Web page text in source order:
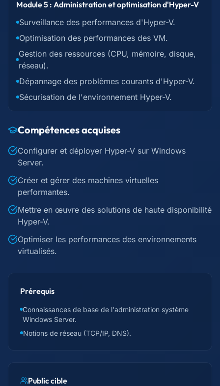
Module 5 : Administration et optimisation d'Hyper-V
Surveillance des performances d'Hyper-V.
Optimisation des performances des VM.
Gestion des ressources (CPU, mémoire, disque,
réseau).
Dépannage des problèmes courants d'Hyper-V.
Sécurisation de l'environnement Hyper-V.
Compétences acquises
Configurer et déployer Hyper-V sur Windows
Server.
Créer et gérer des machines virtuelles
performantes.
Mettre en œuvre des solutions de haute disponibilité
Hyper-V.
Optimiser les performances des environnements
virtualisés.
Prérequis
Connaissances de base de l'administration système
Windows Server.
Notions de réseau (TCP/IP, DNS).
Public cible